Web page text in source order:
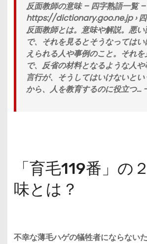
反面教師の意味 – 四字熟語一覧
https://dictionary.goo.ne.jp › 四
反面教師とは。意味や解説。悪
で、それを見るとそうなっては
えられる人や事例のこと。それを
で、反省の材料となるような人
言行が、そうしてはいけないと
から、人を教育するのに役立つ…
「育毛119番」の
味とは？
不幸な薄毛ハゲの犠牲者にならない